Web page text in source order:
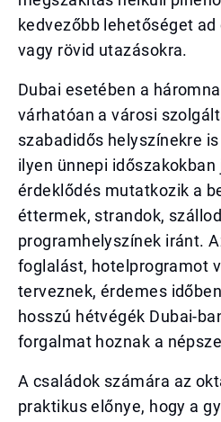
kedvezőbb lehetőséget
vagy rövid utazásokra.
Dubai esetében a
várhatóan a városi
szabadidős helyszínekre
ilyen ünnepi
érdeklődés mutatkozik a
éttermek, strandok,
programhelyszínek iránt.
foglalást, hotelprogramot
terveznek, érdemes
hosszú hétvégék Dubai-
forgalmat hoznak a
A családok számára az
praktikus előnye, hogy a